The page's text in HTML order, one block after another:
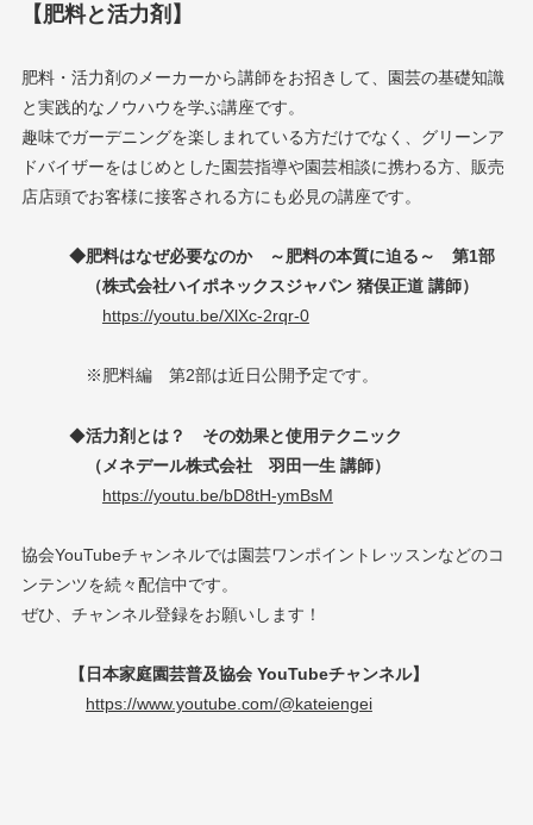
【肥料と活力剤】
肥料・活力剤のメーカーから講師をお招きして、園芸の基礎知識
と実践的なノウハウを学ぶ講座です。
趣味でガーデニングを楽しまれている方だけでなく、グリーンア
ドバイザーをはじめとした園芸指導や園芸相談に携わる方、販売
店店頭でお客様に接客される方にも必見の講座です。
◆肥料はなぜ必要なのか ～肥料の本質に迫る～ 第1部
（株式会社ハイポネックスジャパン 猪俣正道 講師）
https://youtu.be/XlXc-2rqr-0
※肥料編 第2部は近日公開予定です。
◆活力剤とは？ その効果と使用テクニック
（メネデール株式会社 羽田一生 講師）
https://youtu.be/bD8tH-ymBsM
協会YouTubeチャンネルでは園芸ワンポイントレッスンなどのコ
ンテンツを続々配信中です。
ぜひ、チャンネル登録をお願いします！
【日本家庭園芸普及協会 YouTubeチャンネル】
https://www.youtube.com/@kateiengei